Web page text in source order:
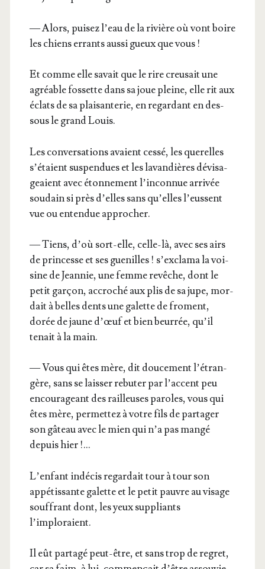
— Alors, pui­sez l’eau de la rivière où vont boire
les chiens errants aus­si gueux que vous !
Et comme elle savait que le rire creu­sait une
agréable fos­sette dans sa joue pleine, elle rit aux
éclats de sa plai­san­te­rie, en regar­dant en des­
sous le grand Louis.
Les conver­sa­tions avaient ces­sé, les que­relles
s’é­taient sus­pen­dues et les lavan­dières dévi­sa­
geaient avec éton­ne­ment l’in­con­nue arri­vée
sou­dain si près d’elles sans qu’elles l’eussent
vue ou enten­due approcher.
— Tiens, d’où sort-elle, celle-là, avec ses airs
de prin­cesse et ses gue­nilles ! s’ex­cla­ma la voi­
sine de Jean­nie, une femme revêche, dont le
petit gar­çon, accro­ché aux plis de sa jupe, mor­
dait à belles dents une galette de fro­ment,
dorée de jaune d’œuf et bien beur­rée, qu’il
tenait à la main.
— Vous qui êtes mère, dit dou­ce­ment l’é­tran­
gère, sans se lais­ser rebu­ter par l’ac­cent peu
encou­ra­geant des railleuses paroles, vous qui
êtes mère, per­met­tez à votre fils de par­ta­ger
son gâteau avec le mien qui n’a pas man­gé
depuis hier !…
L’en­fant indé­cis regar­dait tour à tour son
appé­tis­sante galette et le petit pauvre au visage
souf­frant dont, les yeux sup­pliants
l’imploraient.
Il eût par­ta­gé peut-être, et sans trop de regret,